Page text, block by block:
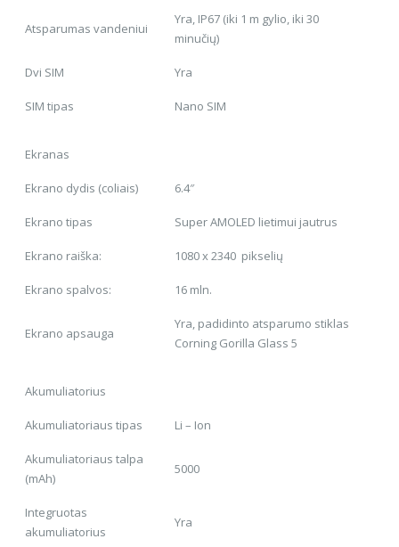
Atsparumas vandeniui
Yra, IP67 (iki 1 m gylio, iki 30
minučių)
Dvi SIM Yra
SIM tipas Nano SIM
Ekranas
Ekrano dydis (coliais) 6.4″
Ekrano tipas Super AMOLED lietimui jautrus
Ekrano raiška: 1080 x 2340 pikselių
Ekrano spalvos: 16 mln.
Ekrano apsauga
Yra, padidinto atsparumo stiklas
Corning Gorilla Glass 5
Akumuliatorius
Akumuliatoriaus tipas Li – Ion
Akumuliatoriaus talpa
(mAh)
5000
Integruotas
akumuliatorius
Yra